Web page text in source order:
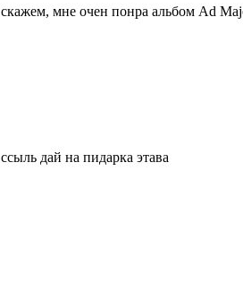
скажем, мне очен понра альбом Ad
ссыль дай на пидарка этава